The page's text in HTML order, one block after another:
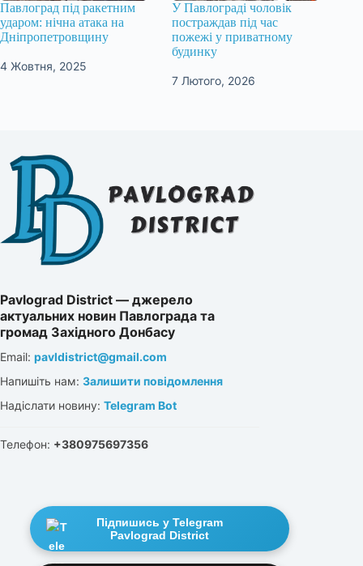
Павлоград під ракетним
ударом: нічна атака на
Дніпропетровщину
4 Жовтня, 2025
У Павлограді чоловік
постраждав під час
пожежі у приватному
будинку
7 Лютого, 2026
Pavlograd District — джерело
актуальних новин Павлограда та
громад Західного Донбасу
Email: pavldistrict@gmail.com
Напишіть нам: Залишити повідомлення
Надіслати новину: Telegram Bot
Телефон: +380975697356
Підпишись у Telegram
Pavlograd District